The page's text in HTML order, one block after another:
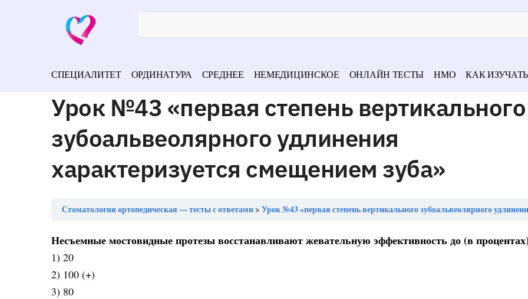
СПЕЦИАЛИТЕТ ОРДИНАТУРА СРЕДНЕЕ НЕМЕДИЦИНСКОЕ ОНЛАЙН ТЕСТЫ НМО КАК ИЗУЧАТЬ
Урок №43 «первая степень вертикального
зубоальвеолярного удлинения
характеризуется смещением зуба»
Стоматология ортопедическая — тесты с ответами Урок №43 «первая степень вертикального зубоальвеолярного удлинения характеризуется
Несъемные мостовидные протезы восстанавливают жевательную эффективность до (в
1) 20
2) 100 (+)
3) 80